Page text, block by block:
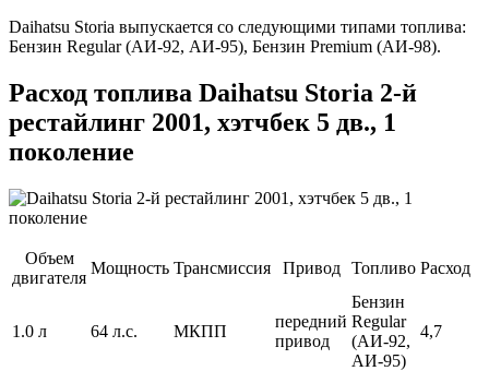
Daihatsu Storia выпускается со следующими типами топлива:
Бензин Regular (АИ-92, АИ-95), Бензин Premium (АИ-98).
Расход топлива Daihatsu Storia 2-й
рестайлинг 2001, хэтчбек 5 дв., 1
поколение
Объем
двигателя
Мощность Трансмиссия Привод Топливо Расход
1.0 л 64 л.с. МКПП
передний
привод
Бензин
Regular
(АИ-92,
АИ-95)
4,7